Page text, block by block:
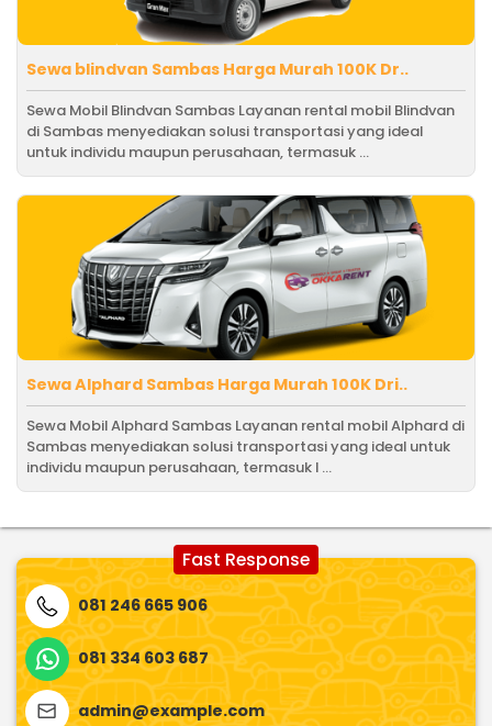
Sewa blindvan Sambas Harga Murah 100K Dr..
Sewa Mobil Blindvan Sambas Layanan rental mobil Blindvan
di Sambas menyediakan solusi transportasi yang ideal
untuk individu maupun perusahaan, termasuk ...
Sewa Alphard Sambas Harga Murah 100K Dri..
Sewa Mobil Alphard Sambas Layanan rental mobil Alphard di
Sambas menyediakan solusi transportasi yang ideal untuk
individu maupun perusahaan, termasuk l ...
Fast Response
081 246 665 906
081 334 603 687
admin@example.com